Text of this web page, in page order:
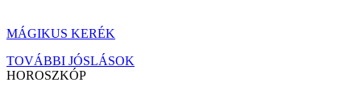
MÁGIKUS KERÉK
TOVÁBBI JÓSLÁSOK
HOROSZKÓP